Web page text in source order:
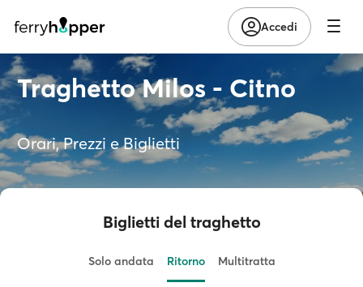
Accedi
Traghetto Milos - Citno
Orari, Prezzi e Biglietti
Biglietti del traghetto
Solo andata Ritorno Multitratta